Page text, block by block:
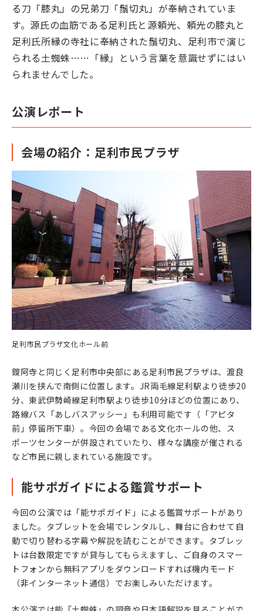
る刀「膝丸」の兄弟刀「鬚切丸」が奉納されていま
す。源氏の血筋である足利氏と源頼光、頼光の膝丸と
足利氏所縁の寺社に奉納された鬚切丸、足利市で演じ
られる土蜘蛛……「縁」という言葉を意識せずにはい
られませんでした。
公演レポート
会場の紹介：足利市民プラザ
足利市民プラザ文化ホール前
鑁阿寺と同じく足利市中央部にある足利市民プラザは、渡良
瀬川を挟んで南側に位置します。JR両毛線足利駅より徒歩20
分、東武伊勢崎線足利市駅より徒歩10分ほどの位置にあり、
路線バス「あしバスアッシー 」も利用可能です（「アピタ
前」停留所下車）。今回の会場である文化ホールの他、ス
ポーツセンターが併設されていたり、様々な講座が催される
など市民に親しまれている施設です。
能サポガイドによる鑑賞サポート
今回の公演では「能サポガイド」による鑑賞サポートがあり
ました。タブレットを会場でレンタルし、舞台に合わせて自
動で切り替わる字幕や解説を読むことができます。タブレッ
トは台数限定ですが貸与してもらえますし、ご自身のスマー
トフォンから無料アプリをダウンロードすれば機内モード
（非インターネット通信）でお楽しみいただけます。